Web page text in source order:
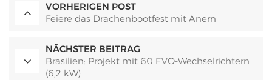
VORHERIGEN POST
Feiere das Drachenbootfest mit Anern
NÄCHSTER BEITRAG
Brasilien: Projekt mit 60 EVO-Wechselrichtern
(6,2 kW)